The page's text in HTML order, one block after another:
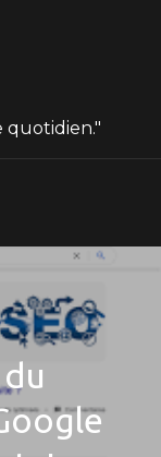
quotidien."